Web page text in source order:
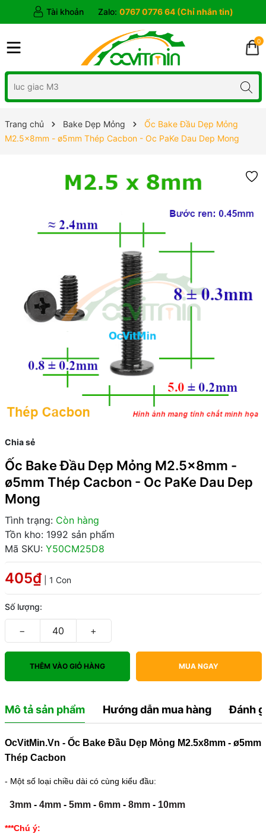
Tài khoản Zalo: 0767 0776 64 (Chỉ nhắn tin)
0
Trang chủ Bake Dẹp Mỏng
Ốc Bake Đầu Dẹp Mỏng
M2.5x8mm - ø5mm Thép Cacbon - Oc PaKe Dau Dep Mong
Chia sẻ
Ốc Bake Đầu Dẹp Mỏng M2.5x8mm -
ø5mm Thép Cacbon - Oc PaKe Dau Dep
Mong
Tình trạng: Còn hàng
Tồn kho: 1992 sản phẩm
Mã SKU: Y50CM25D8
405₫ | 1 Con
Số lượng:
− +
THÊM VÀO GIỎ HÀNG MUA NGAY
Mô tả sản phẩm Hướng dẫn mua hàng Đánh
OcVitMin.Vn - Ốc Bake Đầu Dẹp Mỏng M2.5x8mm - ø5mm
Thép Cacbon
- Một số loại chiều dài có cùng kiểu đầu:
3mm- 4mm- 5mm- 6mm- 8mm- 10mm
***Chú ý: